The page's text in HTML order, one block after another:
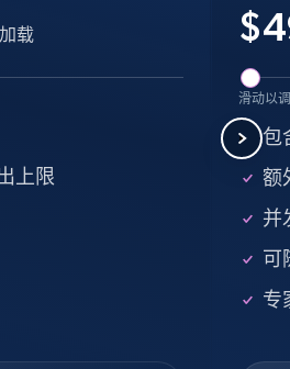
Region, About,
status, and more.
载
上限
$
滑动以
包
额
并
可
专